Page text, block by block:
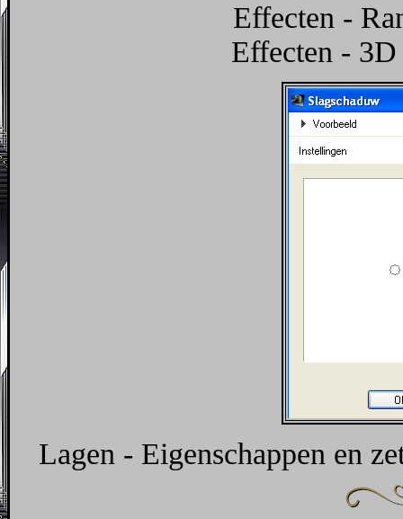
Effecten -
Effecten -
Lagen - Eigenschappen en